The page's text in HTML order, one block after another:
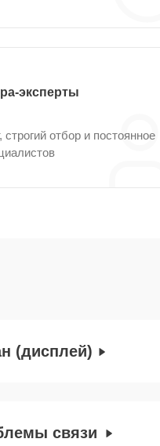
эксперты
отбор и постоянное
(дисплей)
связи